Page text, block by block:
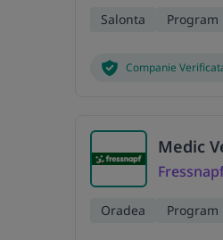
Salonta Program
Companie
Medic
Oradea Program